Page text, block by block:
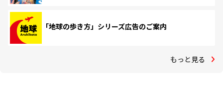
「地球の歩き方」シリーズ広告のご案内
もっと見る